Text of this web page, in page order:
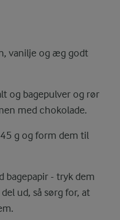
vanilje og æg godt
og bagepulver og rør
med chokolade.
g og form dem til
bagepapir - tryk dem
ud, så sørg for, at